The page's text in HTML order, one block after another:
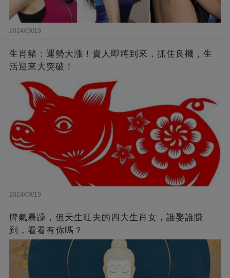
2024/09/19
生肖豬：運勢大漲！貴人即將到來，抓住良機，生
活迎來大突破！
2024/09/19
脾氣暴躁，但天生旺夫的四大生肖女，誰娶誰賺
到，看看有你嗎？